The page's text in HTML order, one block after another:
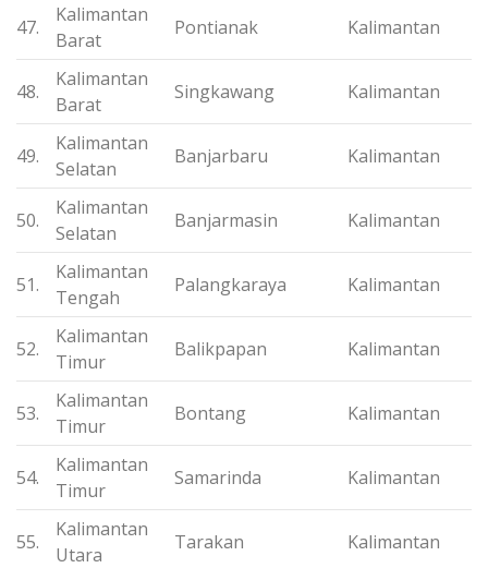
47.
Kalimantan
Barat
Pontianak Kalimantan
48.
Kalimantan
Barat
Singkawang Kalimantan
49.
Kalimantan
Selatan
Banjarbaru Kalimantan
50.
Kalimantan
Selatan
Banjarmasin Kalimantan
51.
Kalimantan
Tengah
Palangkaraya Kalimantan
52.
Kalimantan
Timur
Balikpapan Kalimantan
53.
Kalimantan
Timur
Bontang Kalimantan
54.
Kalimantan
Timur
Samarinda Kalimantan
55.
Kalimantan
Utara
Tarakan Kalimantan